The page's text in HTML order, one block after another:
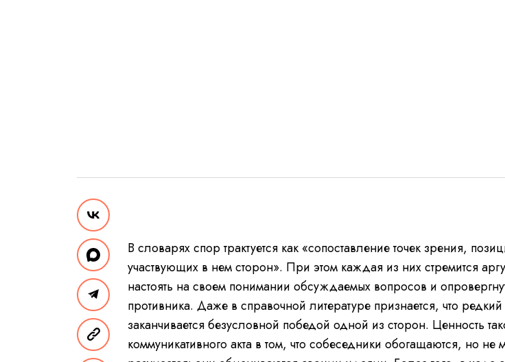
В словарях спор трактуется как «сопоставление точек зрения,
участвующих в нем сторон». При этом каждая из них стремится
настоять на своем понимании обсуждаемых вопросов и
противника. Даже в справочной литературе признается, что
заканчивается безусловной победой одной из сторон. Ценность
коммуникативного акта в том, что собеседники обогащаются, но не